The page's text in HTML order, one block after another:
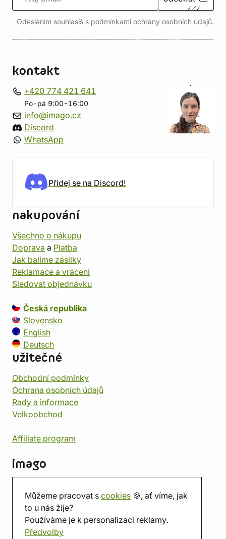
Můžeme pracovat s cookies 🍪, ať víme, jak
to u nás žije?
Používáme je k personalizaci reklamy.
Předvolby
Odesláním souhlasíš s podmínkami ochrany osobních údajů.
kontakt
+420 774 421 641
Po-pá 9:00-16:00
info@imago.cz
Discord
WhatsApp
Přidej se na Discord!
nakupování
Všechno o nákupu
Doprava a Platba
Jak balíme zásilky
Reklamace a vrácení
Sledovat objednávku
Česká republika
Slovensko
English
Deutsch
užitečné
Obchodní podmínky
Ochrana osobních údajů
Rady a informace
Velkoobchod
Affiliate program
imago
Prodejna
Herna
O nás
Hodnocení obchodu